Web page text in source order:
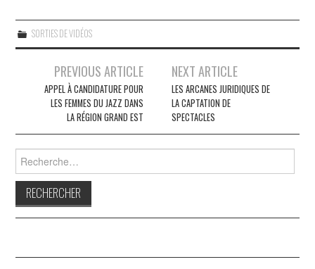
SORTIES DE VIDÉOS
Navigation
articles
PREVIOUS ARTICLE
APPEL À CANDIDATURE POUR
LES FEMMES DU JAZZ DANS
LA RÉGION GRAND EST
NEXT ARTICLE
LES ARCANES JURIDIQUES DE
LA CAPTATION DE
SPECTACLES
Rechercher :